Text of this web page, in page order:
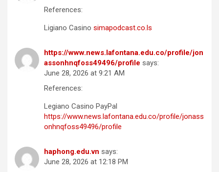
References:
Ligiano Casino simapodcast.co.ls
https://www.news.lafontana.edu.co/profile/jon
assonhnqfoss49496/profile says:
June 28, 2026 at 9:21 AM
References:
Legiano Casino PayPal
https://www.news.lafontana.edu.co/profile/jonass
onhnqfoss49496/profile
haphong.edu.vn says:
June 28, 2026 at 12:18 PM